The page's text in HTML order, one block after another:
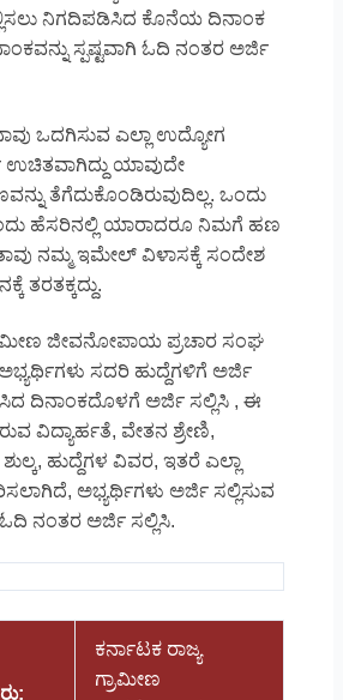
ನಿಗದಿಪಡಿಸಿದ ಕೊನೆಯ ದಿನಾಂಕ
ಸ್ಪಷ್ಟವಾಗಿ ಓದಿ ನಂತರ ಅರ್ಜಿ
ಒದಗಿಸುವ ಎಲ್ಲಾ ಉದ್ಯೋಗ
ಯಾವುದೇ
ತೆಗೆದುಕೊಂಡಿರುವುದಿಲ್ಲ. ಒಂದು
ಹೆಸರಿನಲ್ಲಿ ಯಾರಾದರೂ ನಿಮಗೆ ಹಣ
ನಮ್ಮ ಇಮೇಲ್ ವಿಳಾಸಕ್ಕೆ ಸಂದೇಶ
ತರತಕ್ಕದ್ದು.
ಜೀವನೋಪಾಯ ಪ್ರಚಾರ ಸಂಘ
ಸದರಿ ಹುದ್ದೆಗಳಿಗೆ ಅರ್ಜಿ
ದಿನಾಂಕದೊಳಗೆ ಅರ್ಜಿ ಸಲ್ಲಿಸಿ , ಈ
ವಿದ್ಯಾರ್ಹತೆ, ವೇತನ ಶ್ರೇಣಿ,
ಹುದ್ದೆಗಳ ವಿವರ, ಇತರೆ ಎಲ್ಲಾ
ಅಭ್ಯರ್ಥಿಗಳು ಅರ್ಜಿ ಸಲ್ಲಿಸುವ
ನಂತರ ಅರ್ಜಿ ಸಲ್ಲಿಸಿ.
ಕರ್ನಾಟಕ ರಾಜ್ಯ
ಗ್ರಾಮೀಣ